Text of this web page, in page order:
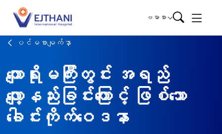
Skip to content
ဗမာစာ
ပင်မစာမျက်နှာ
ကျောရိုးမကြီးတွင်း အရည်
လျော့နည်းခြင်းကြောင့် ဖြစ်သော
ခေါင်းကိုက်ဝေဒနာ